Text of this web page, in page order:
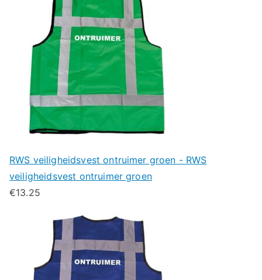
RWS veiligheidsvest ontruimer groen - RWS
veiligheidsvest ontruimer groen
€13.25